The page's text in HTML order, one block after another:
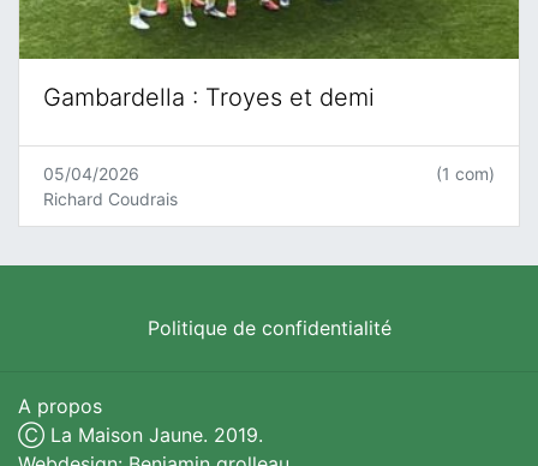
Gambardella : Troyes et demi
05/04/2026
Richard Coudrais
(1 com)
Politique de confidentialité
A propos
Ⓒ La Maison Jaune. 2019.